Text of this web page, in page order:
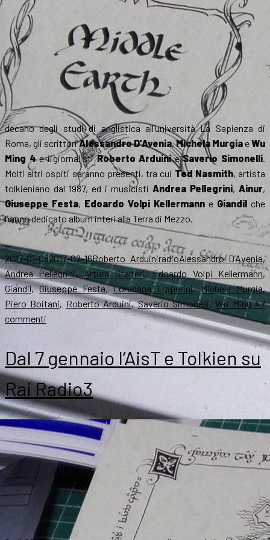
decano degli studi di anglistica all’università La Sapienza di
Roma, gli scrittoriAlessandro D’Avenia,Michela MurgiaeWu
Ming 4e i giornalistiRoberto ArduinieSaverio Simonelli.
Molti altri ospiti saranno presenti, tra cui Ted Nasmith, artista
tolkieniano dal 1987, ed i musicisti Andrea Pellegrini, Ainur,
Giuseppe Festa, Edoardo Volpi Kellermann e Giandil che
hanno dedicato album interi alla Terra di Mezzo.
…
Scritto
il
2017-01-082017-02-16Autore
Roberto ArduiniCategorie
radioTag
Alessandro D’Avenia,
Andrea Pellegrini, Arturo Stalteri,Edoardo Volpi Kellermann,
Giandil,Giuseppe Festa,Loredana Lipperini,Michela Murgia,
Piero Boitani, Roberto Arduini,Saverio Simonelli,Wu Ming 47
commenti
Radio3:
Boitani
e
la
1ª
puntata
Dal 7 gennaio l’AisT e Tolkien su
Rai Radio3